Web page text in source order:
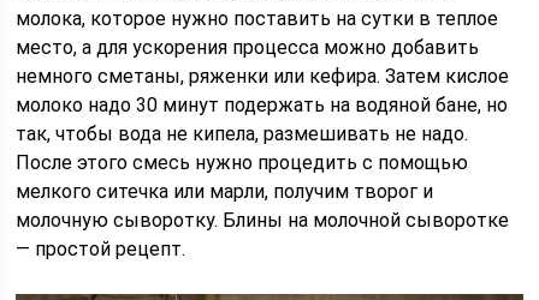
молока, которое нужно поставить на сутки в теплое
место, а для ускорения процесса можно добавить
немного сметаны, ряженки или кефира. Затем кислое
молоко надо 30 минут подержать на водяной бане, но
так, чтобы вода не кипела, размешивать не надо.
После этого смесь нужно процедить с помощью
мелкого ситечка или марли, получим творог и
молочную сыворотку. Блины на молочной сыворотке
— простой рецепт.